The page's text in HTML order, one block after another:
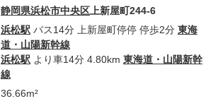
静岡県浜松市中央区 上新屋町244-6
浜松駅 バス14分 上新屋町停停 停歩2分 東海
道・山陽新幹線
浜松駅 より車14分 4.80km 東海道・山陽新幹
線
36.66m²